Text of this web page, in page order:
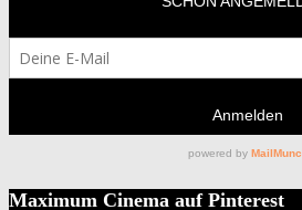
Maximum Cinema auf Pinterest